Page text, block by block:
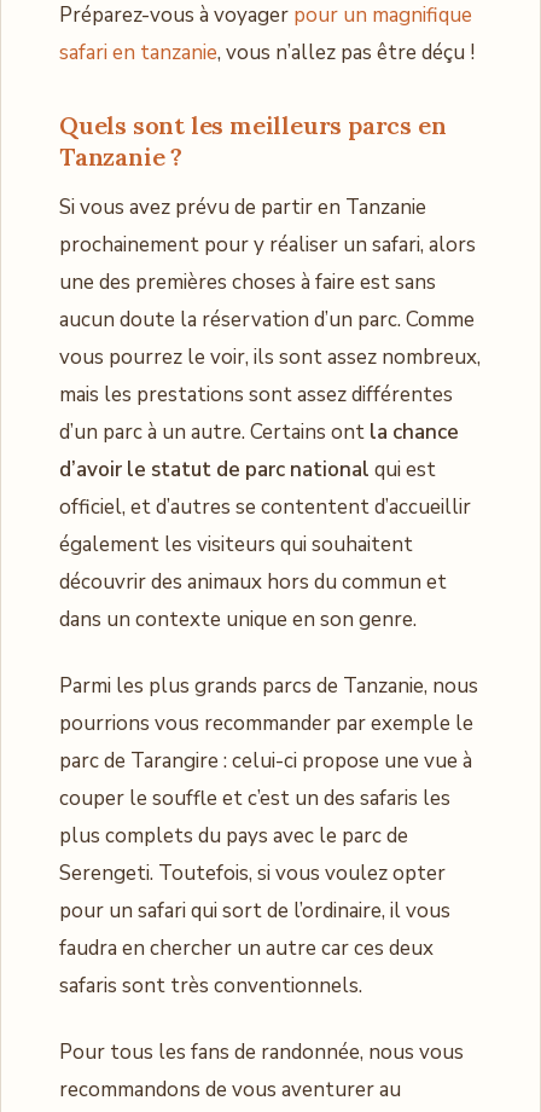
Préparez-vous à voyager pour un magnifique
safari en tanzanie, vous n’allez pas être déçu !
Quels sont les meilleurs parcs en
Tanzanie ?
Si vous avez prévu de partir en Tanzanie
prochainement pour y réaliser un safari, alors
une des premières choses à faire est sans
aucun doute la réservation d’un parc. Comme
vous pourrez le voir, ils sont assez nombreux,
mais les prestations sont assez différentes
d’un parc à un autre. Certains ont la chance
d’avoir le statut de parc national qui est
officiel, et d’autres se contentent d’accueillir
également les visiteurs qui souhaitent
découvrir des animaux hors du commun et
dans un contexte unique en son genre.
Parmi les plus grands parcs de Tanzanie, nous
pourrions vous recommander par exemple le
parc de Tarangire : celui-ci propose une vue à
couper le souffle et c’est un des safaris les
plus complets du pays avec le parc de
Serengeti. Toutefois, si vous voulez opter
pour un safari qui sort de l’ordinaire, il vous
faudra en chercher un autre car ces deux
safaris sont très conventionnels.
Pour tous les fans de randonnée, nous vous
recommandons de vous aventurer au